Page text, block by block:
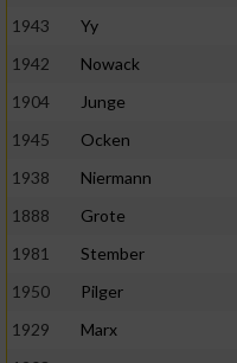
1943
Yy
1942
Nowack
1904
Junge
1945
Ocken
1938
Niermann
1888
Grote
1981
Stember
1950
Pilger
1929
Marx